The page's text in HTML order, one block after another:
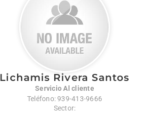
Lichamis Rivera Santos
Servicio Al cliente
Teléfono: 939-413-9666
Sector: